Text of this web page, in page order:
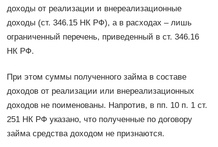
доходы от реализации и внереализационные
доходы (ст. 346.15 НК РФ), а в расходах – лишь
ограниченный перечень, приведенный в ст. 346.16
НК РФ.
При этом суммы полученного займа в составе
доходов от реализации или внереализационных
доходов не поименованы. Напротив, в пп. 10 п. 1 ст.
251 НК РФ указано, что полученные по договору
займа средства доходом не признаются.